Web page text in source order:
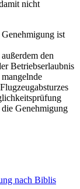
nicht
ist
den
Betriebserlaubnis
Genehmigung
nach Biblis